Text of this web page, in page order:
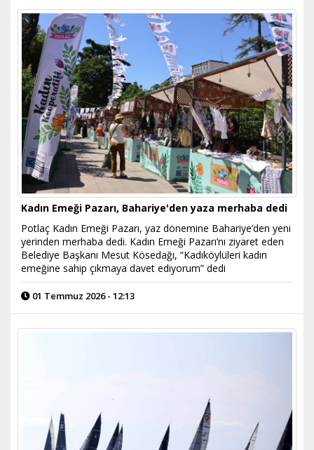
Kadın Emeği Pazarı, Bahariye'den yaza merhaba dedi
Potlaç Kadın Emeği Pazarı, yaz dönemine Bahariye’den yeni
yerinden merhaba dedi. Kadın Emeği Pazarı’nı ziyaret eden
Belediye Başkanı Mesut Kösedağı, “Kadıköylüleri kadın
emeğine sahip çıkmaya davet ediyorum” dedi
01 Temmuz 2026 - 12:13